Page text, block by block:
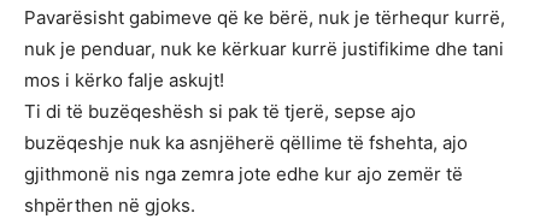
Pavarësisht gabimeve që ke bërë, nuk je tërhequr kurrë,
nuk je penduar, nuk ke kërkuar kurrë justifikime dhe tani
mos i kërko falje askujt!
Ti di të buzëqeshësh si pak të tjerë, sepse ajo
buzëqeshje nuk ka asnjëherë qëllime të fshehta, ajo
gjithmonë nis nga zemra jote edhe kur ajo zemër të
shpërthen në gjoks.